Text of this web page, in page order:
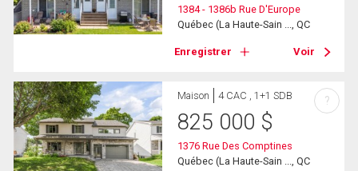
1384 - 1386b Rue D'Europe
Québec (La Haute-Sain ..., QC
Enregistrer Voir
Maison 4 CAC , 1+1 SDB
825 000 $
1376 Rue Des Comptines
Québec (La Haute-Sain ..., QC
?